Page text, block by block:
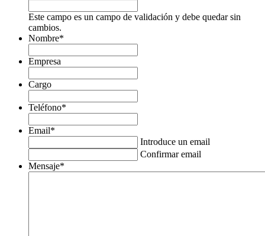
Este campo es un campo de validación y debe quedar sin
cambios.
Nombre*
Empresa
Cargo
Teléfono*
Email*
Introduce un email
Confirmar email
Mensaje*